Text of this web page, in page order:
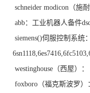
schneider modicon（施
abb：工业机器人备件
siemens()伺服控制系统
westinghouse（西屋）
foxboro（福克斯波罗